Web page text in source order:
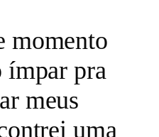
momento
ímpar pra
meus
uma